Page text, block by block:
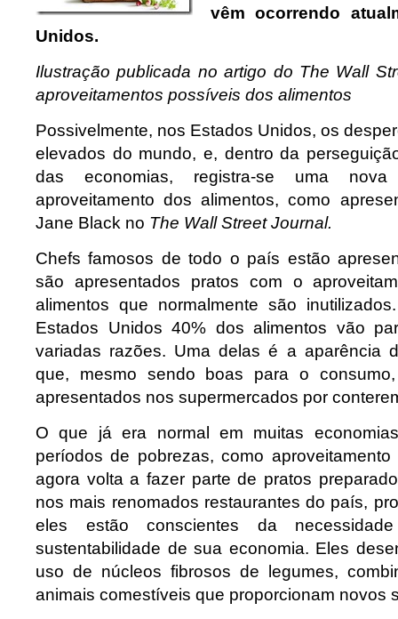
vêm ocorrendo
Unidos.
Ilustração publicada no artigo do The Wall
aproveitamentos possíveis dos alimentos
Possivelmente, nos Estados Unidos, os
elevados do mundo, e, dentro da
das economias, registra-se uma
aproveitamento dos alimentos, como
Jane Black no The Wall Street Journal.
Chefs famosos de todo o país estão
são apresentados pratos com o
alimentos que normalmente são
Estados Unidos 40% dos alimentos vão
variadas razões. Uma delas é a aparência
que, mesmo sendo boas para o
apresentados nos supermercados por
O que já era normal em muitas
períodos de pobrezas, como
agora volta a fazer parte de pratos
nos mais renomados restaurantes do país,
eles estão conscientes da
sustentabilidade de sua economia. Eles
uso de núcleos fibrosos de legumes,
animais comestíveis que proporcionam novos